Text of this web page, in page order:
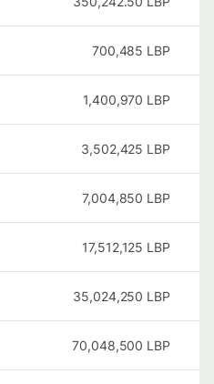
700,485 LBP
1,400,970 LBP
3,502,425 LBP
7,004,850 LBP
17,512,125 LBP
35,024,250 LBP
70,048,500 LBP